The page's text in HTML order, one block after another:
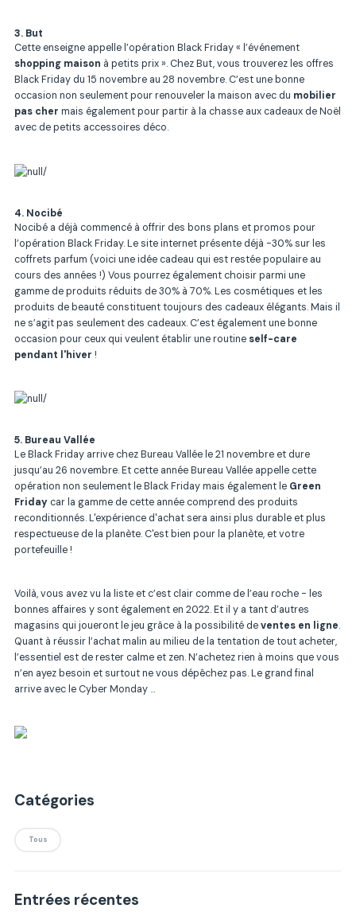
3. But
Cette enseigne appelle l’opération Black Friday « l’événement
shopping maison à petits prix ». Chez But, vous trouverez les offres
Black Friday du 15 novembre au 28 novembre. C’est une bonne
occasion non seulement pour renouveler la maison avec du mobilier
pas cher mais également pour partir à la chasse aux cadeaux de Noël
avec de petits accessoires déco.
4. Nocibé
Nocibé a déjà commencé à offrir des bons plans et promos pour
l’opération Black Friday. Le site internet présente déjà -30% sur les
coffrets parfum (voici une idée cadeau qui est restée populaire au
cours des années !) Vous pourrez également choisir parmi une
gamme de produits réduits de 30% à 70%. Les cosmétiques et les
produits de beauté constituent toujours des cadeaux élégants. Mais il
ne s’agit pas seulement des cadeaux. C’est également une bonne
occasion pour ceux qui veulent établir une routine self-care
pendant l'hiver !
5. Bureau Vallée
Le Black Friday arrive chez Bureau Vallée le 21 novembre et dure
jusqu’au 26 novembre. Et cette année Bureau Vallée appelle cette
opération non seulement le Black Friday mais également le Green
Fridaycar la gamme de cette année comprend des produits
reconditionnés. L'expérience d'achat sera ainsi plus durable et plus
respectueuse de la planète. C'est bien pour la planète, et votre
portefeuille !
Voilà, vous avez vu la liste et c’est clair comme de l’eau roche - les
bonnes affaires y sont également en 2022. Et il y a tant d’autres
magasins qui joueront le jeu grâce à la possibilité deventes en ligne.
Quant à réussir l’achat malin au milieu de la tentation de tout acheter,
l’essentiel est de rester calme et zen. N’achetez rien à moins que vous
n’en ayez besoin et surtout ne vous dépêchez pas. Le grand final
arrive avec le Cyber Monday …
Catégories
Tous
Entrées récentes